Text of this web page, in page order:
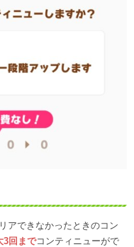
アできなかったときのコン
3回までコンティニューがで